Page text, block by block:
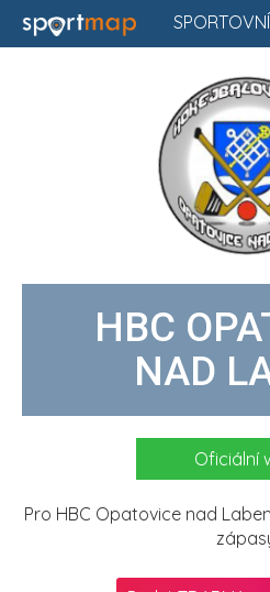
HBC
NAD
Oficiální
Pro HBC Opatovice nad